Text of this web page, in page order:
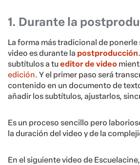
1. Durante la
La forma más tradicional de ponerle
video es durante la postproducción
subtítulos a tueditor de video
edición. Y el primer paso será
contenido en un documento de
añadir los subtítulos, ajustarlos,
Es un proceso sencillo pero
la duración del video y de la
En el siguiente video de